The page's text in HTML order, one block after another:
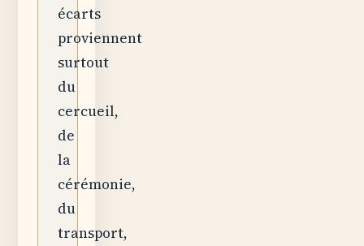
écarts
proviennent
surtout
du
cercueil,
de
la
cérémonie,
du
transport,